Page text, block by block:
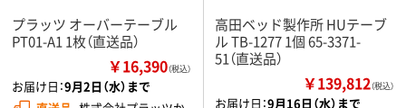
プラッツ オーバーテーブル
PT01-A1 1枚（直送品）
￥16,390（税込）
お届け日：9月2日（水）まで
高田ベッド製作所 HUテーブ
ル TB-1277 1個 65-3371-
51（直送品）
￥139,812（税込）
お届け日：9月16日（水）まで